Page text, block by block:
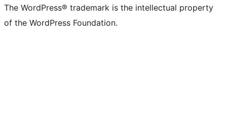
The WordPress® trademark is the intellectual property
of the WordPress Foundation.